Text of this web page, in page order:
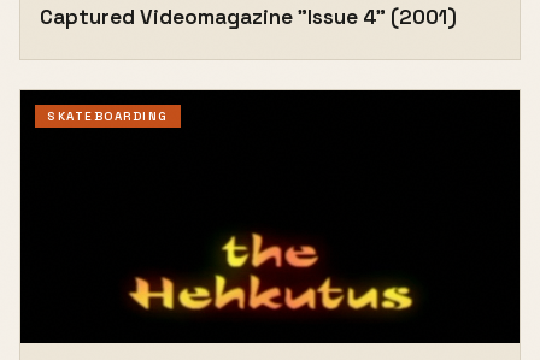
Captured Videomagazine "Issue 4" (2001)
SKATEBOARDING